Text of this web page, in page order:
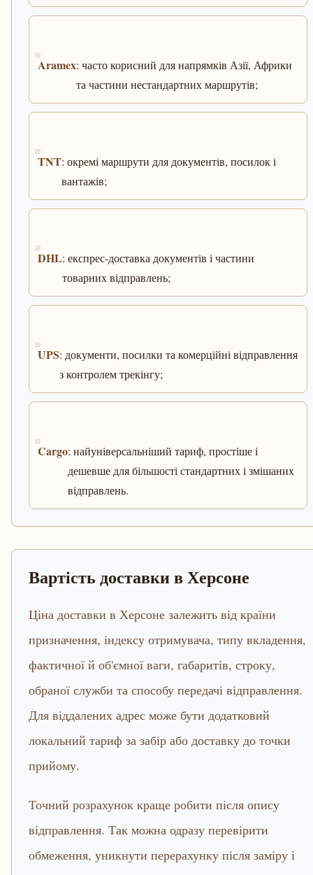
Aramex: часто корисний для напрямків Азії, Африки
та частини нестандартних маршрутів;
TNT: окремі маршрути для документів, посилок і
вантажів;
DHL: експрес-доставка документів і частини
товарних відправлень;
UPS: документи, посилки та комерційні відправлення
з контролем трекінгу;
Cargo: найуніверсальніший тариф, простіше і
дешевше для більшості стандартних і змішаних
відправлень.
Вартість доставки в Херсоне
Ціна доставки в Херсоне залежить від країни
призначення, індексу отримувача, типу вкладення,
фактичної й об'ємної ваги, габаритів, строку,
обраної служби та способу передачі відправлення.
Для віддалених адрес може бути додатковий
локальний тариф за забір або доставку до точки
прийому.
Точний розрахунок краще робити після опису
відправлення. Так можна одразу перевірити
обмеження, уникнути перерахунку після заміру і